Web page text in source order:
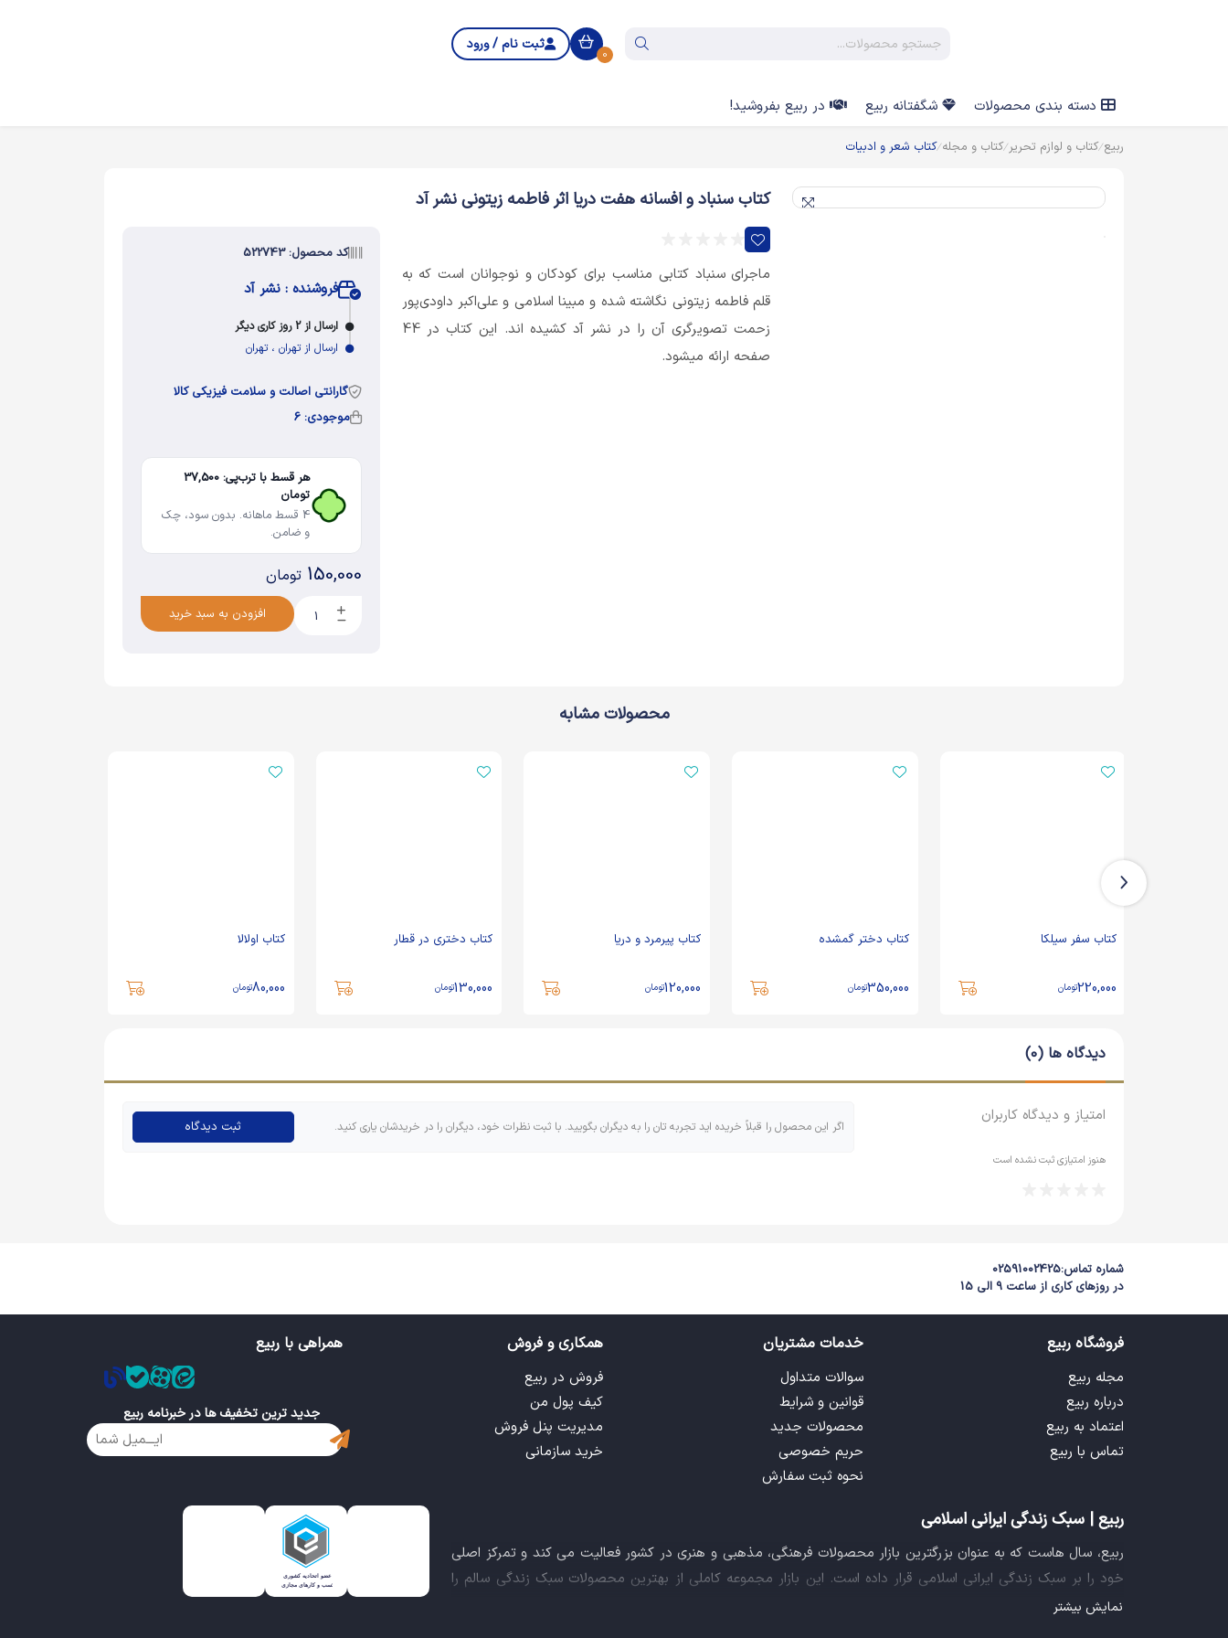
0
ثبت نام / ورود
دسته بندی محصولات شگفتانه ربیع در ربیع بفروشید!
ربیع کتاب و لوازم تحریر کتاب و مجله کتاب شعر و ادبیات
کتاب سنباد و افسانه هفت دریا اثر فاطمه زیتونی نشر آد
ماجرای سنباد کتابی مناسب برای کودکان و نوجوانان است که به
قلم فاطمه زیتونی نگاشته شده و مبینا اسلامی و علی‌اکبر داودی‌پور
زحمت تصویرگری آن را در نشر آد کشیده اند. این کتاب در 44
صفحه ارائه میشود.
کد محصول: 522743
فروشنده : نشر آد
ارسال از 2 روز کاری دیگر
ارسال از تهران ، تهران
گارانتی اصالت و سلامت فیزیکی کالا
موجودی: 6
هر قسط با ترب‌پی: 37,500
تومان
4 قسط ماهانه. بدون سود، چک
و ضامن.
150,000 تومان
افزودن به سبد خرید
محصولات مشابه
کتاب سفر سیلکا
220,000تومان
کتاب دختر گمشده
350,000تومان
کتاب پیرمرد و دریا
120,000تومان
کتاب دختری در قطار
130,000تومان
کتاب اولالا
80,000تومان
دیدگاه ها (0)
امتیاز و دیدگاه کاربران
هنوز امتیازی ثبت نشده است
اگر این محصول را قبلاً خریده اید تجربه تان را به دیگران بگویید. با ثبت نظرات خود، دیگران را در خریدشان یاری کنید. ثبت دیدگاه
شماره تماس:02591002425
در روزهای کاری از ساعت 9 الی 15
فروشگاه ربیع
مجله ربیع
درباره ربیع
اعتماد به ربیع
تماس با ربیع
خدمات مشتریان
سوالات متداول
قوانین و شرایط
محصولات جدید
حریم خصوصی
نحوه ثبت سفارش
همکاری و فروش
فروش در ربیع
کیف پول من
مدیریت پنل فروش
خرید سازمانی
همراهی با ربیع
جدید ترین تخفیف ها در خبرنامه ربیع
ربیع | سبک زندگی ایرانی اسلامی
ربیع، سال هاست که به عنوان بزرگترین بازار محصولات فرهنگی، مذهبی و هنری در کشور فعالیت می کند و تمرکز اصلی
خود را بر سبک زندگی ایرانی اسلامی قرار داده است. این بازار مجموعه کاملی از بهترین محصولات سبک زندگی سالم را
فراهم آورده تا تمام نیازهای شما را برای خرید اینترنتی کالاهای فرهنگی، مذهبی و هنری برآورده نماید.
نمایش بیشتر